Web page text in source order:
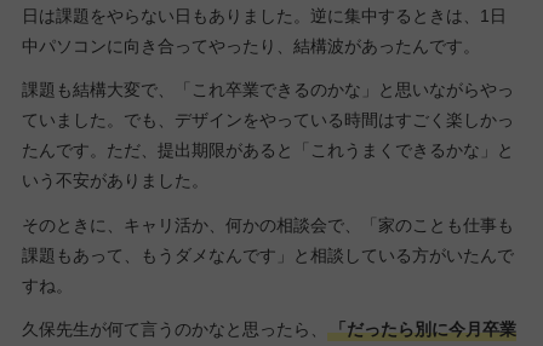
日は課題をやらない日もありました。逆に集中するときは、1日
中パソコンに向き合ってやったり、結構波があったんです。
課題も結構大変で、「これ卒業できるのかな」と思いながらやっ
ていました。でも、デザインをやっている時間はすごく楽しかっ
たんです。ただ、提出期限があると「これうまくできるかな」と
いう不安がありました。
そのときに、キャリ活か、何かの相談会で、「家のことも仕事も
課題もあって、もうダメなんです」と相談している方がいたんで
すね。
久保先生が何て言うのかなと思ったら、
「だったら別に今月卒業